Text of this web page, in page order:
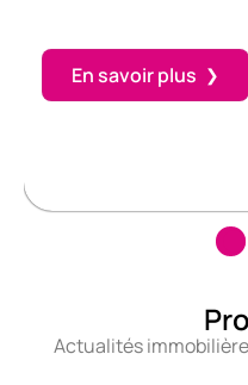
En savoir plus
Actualités